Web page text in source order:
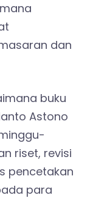
dan
buku
Astono
riset, revisi
pencetakan
para